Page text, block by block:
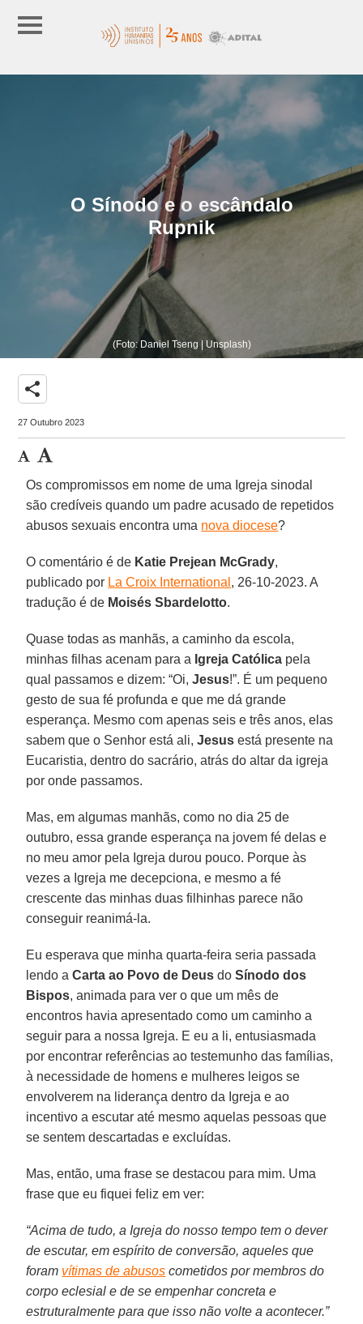
O Sínodo e o escândalo
Rupnik
(Foto: Daniel Tseng | Unsplash)
share
27 Outubro 2023
Os compromissos em nome de uma Igreja sinodal
são credíveis quando um padre acusado de repetidos
abusos sexuais encontra uma nova diocese?
O comentário é de Katie Prejean McGrady,
publicado por La Croix International , 26-10-2023. A
tradução é de Moisés Sbardelotto.
Quase todas as manhãs, a caminho da escola,
minhas filhas acenam para a Igreja Católica pela
qual passamos e dizem: “Oi,Jesus!”. É um pequeno
gesto de sua fé profunda e que me dá grande
esperança. Mesmo com apenas seis e três anos, elas
sabem que o Senhor está ali,Jesus está presente na
Eucaristia, dentro do sacrário, atrás do altar da igreja
por onde passamos.
Mas, em algumas manhãs, como no dia 25 de
outubro, essa grande esperança na jovem fé delas e
no meu amor pela Igreja durou pouco. Porque às
vezes a Igreja me decepciona, e mesmo a fé
crescente das minhas duas filhinhas parece não
conseguir reanimá-la.
Eu esperava que minha quarta-feira seria passada
lendo aCarta ao Povo de Deusdo Sínodo dos
Bispos, animada para ver o que um mês de
encontros havia apresentado como um caminho a
seguir para a nossa Igreja. E eu a li, entusiasmada
por encontrar referências ao testemunho das famílias,
à necessidade de homens e mulheres leigos se
envolverem na liderança dentro da Igreja e ao
incentivo a escutar até mesmo aquelas pessoas que
se sentem descartadas e excluídas.
Mas, então, uma frase se destacou para mim. Uma
frase que eu fiquei feliz em ver:
“Acima de tudo, a Igreja do nosso tempo tem o dever
de escutar, em espírito de conversão, aqueles que
foram vítimas de abusos cometidos por membros do
corpo eclesial e de se empenhar concreta e
estruturalmente para que isso não volte a acontecer.”